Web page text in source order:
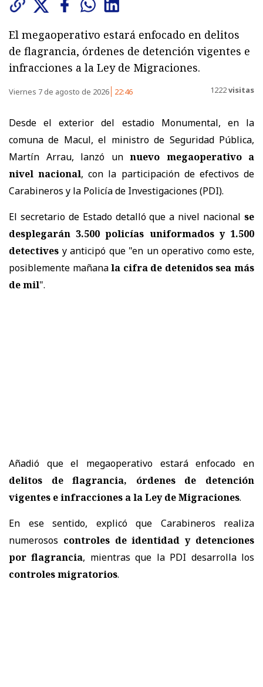
El megaoperativo estará enfocado en delitos
de flagrancia, órdenes de detención vigentes e
infracciones a la Ley de Migraciones.
Viernes 7 de agosto de 2026 22:46 1222visitas
Desde el exterior del estadio Monumental, en la
comuna de Macul, el ministro de Seguridad Pública,
Martín Arrau, lanzó un nuevo megaoperativo a
nivel nacional, con la participación de efectivos de
Carabineros y la Policía de Investigaciones (PDI).
El secretario de Estado detalló que a nivel nacional se
desplegarán 3.500 policías uniformados y 1.500
detectives y anticipó que "en un operativo como este,
posiblemente mañanala cifra de detenidos sea más
de mil".
Añadió que el megaoperativo estará enfocado en
delitos de flagrancia, órdenes de detención
vigentes e infracciones a la Ley de Migraciones.
En ese sentido, explicó que Carabineros realiza
numerosos controles de identidad y detenciones
por flagrancia, mientras que la PDI desarrolla los
controles migratorios.